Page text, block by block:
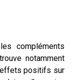
compléments
notamment
positifs sur